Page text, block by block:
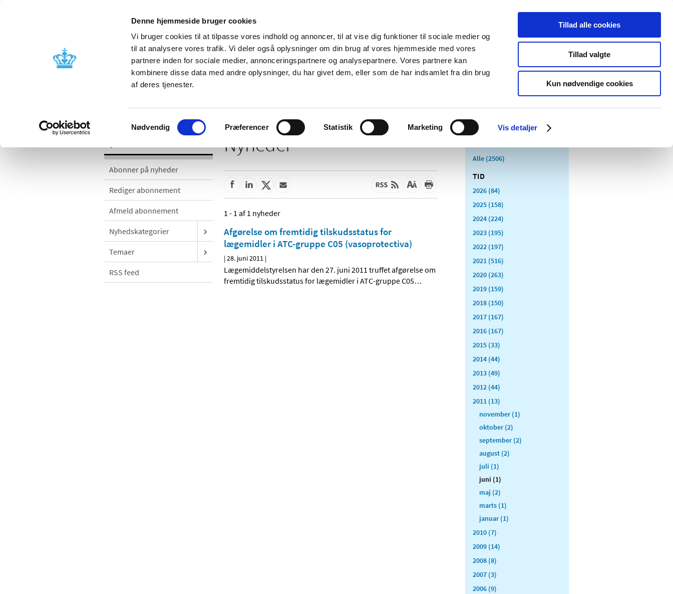
Denne hjemmeside bruger cookies
Vi bruger cookies til at tilpasse vores indhold og annoncer, til at vise dig funktioner til sociale medier og
til at analysere vores trafik. Vi deler også oplysninger om din brug af vores hjemmeside med vores
partnere inden for sociale medier, annonceringspartnere og analysepartnere. Vores partnere kan
kombinere disse data med andre oplysninger, du har givet dem, eller som de har indsamlet fra din brug
af deres tjenester.
Samtykkevalg
Nødvendig Præferencer Statistik Marketing Vis detaljer
Tillad alle cookies
Tillad valgte
Kun nødvendige cookies
Nyheder Om os Kontakt Udgivelser
Godkendelse og
Bivirkninger og
produktinformation
Tilskud og
Apoteker og salg af
Medicinsk
Særlige
produktområder
Abonner på nyheder
Rediger abonnement
Afmeld abonnement
Nyhedskategorier
Temaer
RSS feed
Nyheder
1 - 1 af 1 nyheder
Afgørelse om fremtidig tilskudsstatus for
lægemidler i ATC-gruppe C05 (vasoprotectiva)
|28. juni 2011 |
Lægemiddelstyrelsen har den 27. juni 2011 truffet afgørelse om
fremtidig tilskudsstatus for lægemidler i ATC-gruppe C05…
Alle (2506)
TID
2026 (84)
2025 (158)
2024 (224)
2023 (195)
2022 (197)
2021 (516)
2020 (263)
2019 (159)
2018 (150)
2017 (167)
2016 (167)
2015 (33)
2014 (44)
2013 (49)
2012 (44)
2011 (13)
november (1)
oktober (2)
september (2)
august (2)
juli (1)
juni (1)
maj (2)
marts (1)
januar (1)
2010 (7)
2009 (14)
2008 (8)
2007 (3)
2006 (9)